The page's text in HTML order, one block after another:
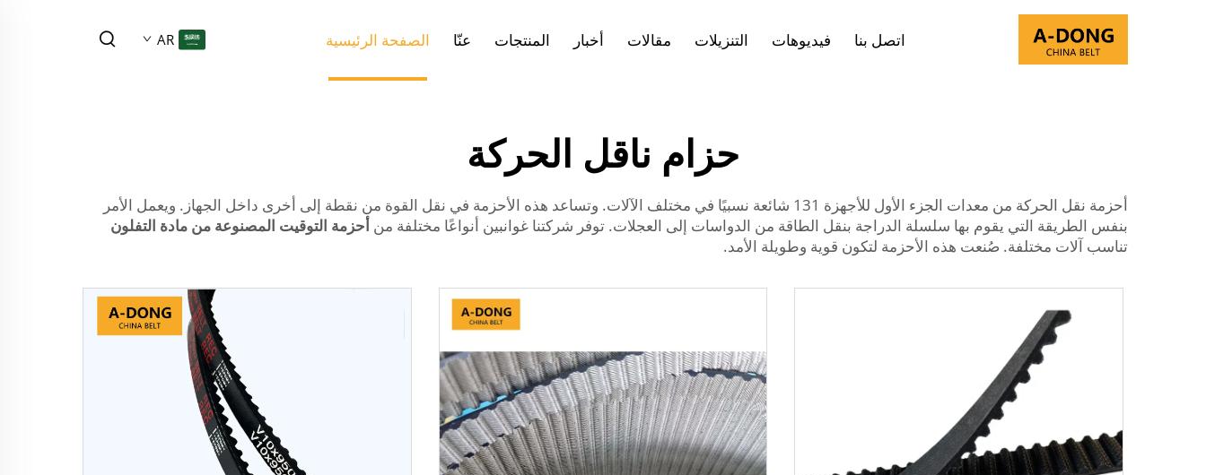
الصفحة الرئيسية عنّا المنتجات أخبار مقالات التنزيلات فيديوهات اتصل بنا AR
حزام ناقل الحركة
أحزمة نقل الحركة من معدات الجزء الأول للأجهزة 131 شائعة نسبيًا في مختلف الآلات. وتساعد هذه الأحزمة في نقل القوة من نقطة إلى أخرى داخل الجهاز. ويعمل الأمر
بنفس الطريقة التي يقوم بها سلسلة الدراجة بنقل الطاقة من الدواسات إلى العجلات. توفر شركتنا غوانبين أنواعًا مختلفة من أحزمة التوقيت المصنوعة من مادة التفلون
تناسب آلات مختلفة. صُنعت هذه الأحزمة لتكون قوية وطويلة الأمد.